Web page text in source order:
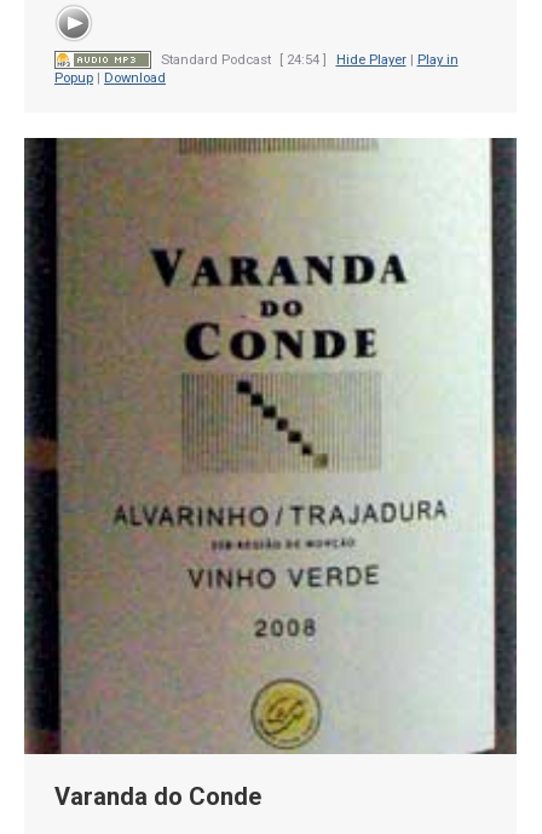
Standard Podcast [ 24:54 ] Hide Player| Play in
Popup
Download
Varanda do Conde